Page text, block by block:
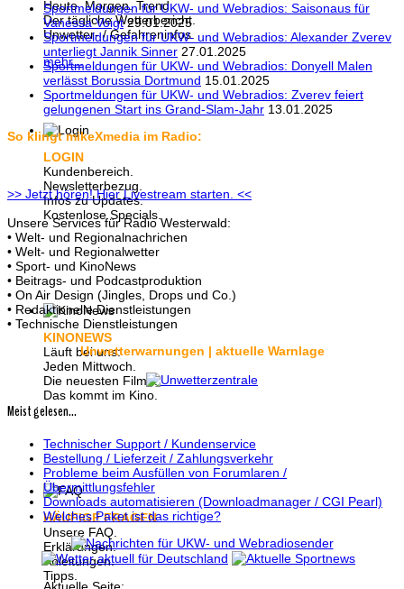
Heute. Morgen. Trend.
Der tägliche Wetterbericht.
Unwetter- / Gefahreninfos.
mehr...
LOGIN
Kundenbereich.
Newsletterbezug.
Infos zu Updates.
Kostenlose Specials.
KINONEWS
Läuft bei uns:
Jeden Mittwoch.
Die neuesten Filme.
Das kommt im Kino.
HÄUFIGE FRAGEN
Unsere FAQ.
Erklärungen.
Anleitungen.
Tipps.
Sportmeldungen für UKW- und Webradios: Saisonaus für
Vanessa Voigt 29.01.2025
Sportmeldungen für UKW- und Webradios: Alexander Zverev
unterliegt Jannik Sinner 27.01.2025
Sportmeldungen für UKW- und Webradios: Donyell Malen
verlässt Borussia Dortmund 15.01.2025
Sportmeldungen für UKW- und Webradios: Zverev feiert
gelungenen Start ins Grand-Slam-Jahr 13.01.2025
So klingt mikeXmedia im Radio:
>> Jetzt hören! Hier Livestream starten. <<
Unsere Services für Radio Westerwald:
• Welt- und Regionalnachrichen
• Welt- und Regionalwetter
• Sport- und KinoNews
• Beitrags- und Podcastproduktion
• On Air Design (Jingles, Drops und Co.)
• Redaktionelle Dienstleistungen
• Technische Dienstleistungen
Unwetterwarnungen | aktuelle Warnlage
Meist gelesen...
Technischer Support / Kundenservice
Bestellung / Lieferzeit / Zahlungsverkehr
Probleme beim Ausfüllen von Forumlaren /
Übermittlungsfehler
Downloads automatisieren (Downloadmanager / CGI Pearl)
Welches Paket ist das richtige?
Aktuelle Seite: